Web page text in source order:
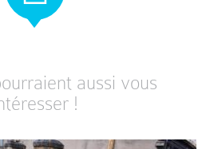
aussi vous
!